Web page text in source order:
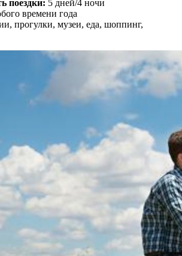
поездки: 5 дней/4 ночи
времени года
прогулки, музеи, еда, шоппинг,